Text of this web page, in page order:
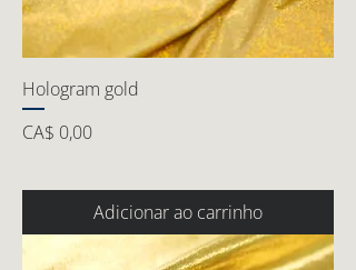
Hologram gold
Preço
CA$ 0,00
Adicionar ao carrinho